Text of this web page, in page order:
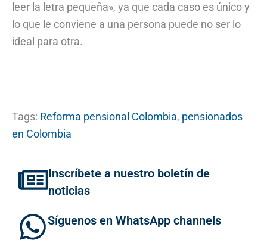
leer la letra pequeña», ya que cada caso es único y
lo que le conviene a una persona puede no ser lo
ideal para otra.
Tags: Reforma pensional Colombia, pensionados
en Colombia
Inscríbete a nuestro boletín de
noticias
Síguenos en WhatsApp channels